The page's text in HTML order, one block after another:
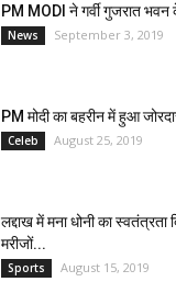
PM MODI ने गर्वी गुजरात
News September 3, 2019
PM मोदी का बहरीन में हुआ
Celeb August 25, 2019
लद्दाख में मना धोनी का
मरीजों...
Sports August 15, 2019